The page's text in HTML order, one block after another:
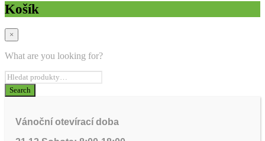
Košík
×
What are you looking for?
Vánoční otevírací doba